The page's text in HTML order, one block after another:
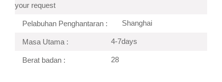
your request
Pelabuhan Penghantaran : Shanghai
Masa Utama : 4-7days
Berat badan : 28